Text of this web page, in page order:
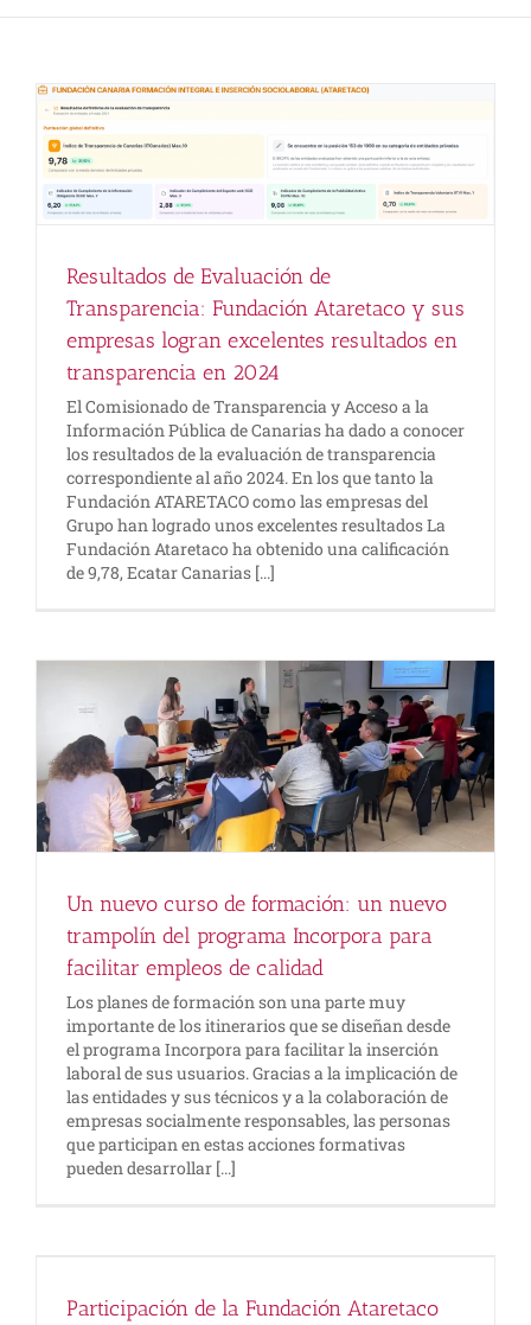
Resultados de Evaluación de
Transparencia: Fundación Ataretaco y sus
empresas logran excelentes resultados en
transparencia en 2024
El Comisionado de Transparencia y Acceso a la
Información Pública de Canarias ha dado a conocer
los resultados de la evaluación de transparencia
correspondiente al año 2024. En los que tanto la
Fundación ATARETACO como las empresas del
Grupo han logrado unos excelentes resultados La
Fundación Ataretaco ha obtenido una calificación
de 9,78, Ecatar Canarias [...]
Un nuevo curso de formación: un nuevo
trampolín del programa Incorpora para
facilitar empleos de calidad
Los planes de formación son una parte muy
importante de los itinerarios que se diseñan desde
el programa Incorpora para facilitar la inserción
laboral de sus usuarios. Gracias a la implicación de
las entidades y sus técnicos y a la colaboración de
empresas socialmente responsables, las personas
que participan en estas acciones formativas
pueden desarrollar [...]
Participación de la Fundación Ataretaco